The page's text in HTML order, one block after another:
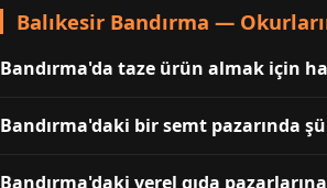
Balıkesir Bandırma —
Bandırma'da taze ürün almak için
Bandırma'daki bir semt pazarında
Bandırma'daki yerel gıda